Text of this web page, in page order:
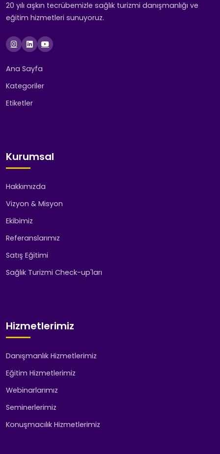
20 yılı aşkın tecrübemizle sağlık turizmi danışmanlığı ve
eğitim hizmetleri sunuyoruz.
Ana Sayfa
Kategoriler
Etiketler
Kurumsal
Hakkımızda
Vizyon & Misyon
Ekibimiz
Referanslarımız
Satış Eğitimi
Sağlık Turizmi Check-up'ları
Hizmetlerimiz
Danışmanlık Hizmetlerimiz
Eğitim Hizmetlerimiz
Webinarlarımız
Seminerlerimiz
Konuşmacılık Hizmetlerimiz